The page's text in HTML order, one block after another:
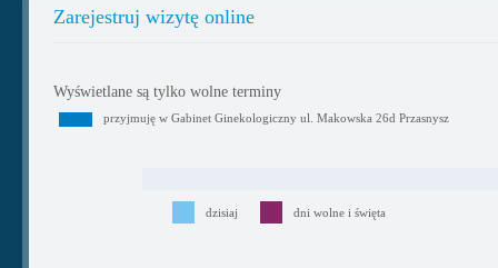
Zarejestruj wizytę online
Wyświetlane są tylko wolne terminy
przyjmuję w Gabinet Ginekologiczny ul. Makowska 26d Przasnysz
dzisiaj dni wolne i święta